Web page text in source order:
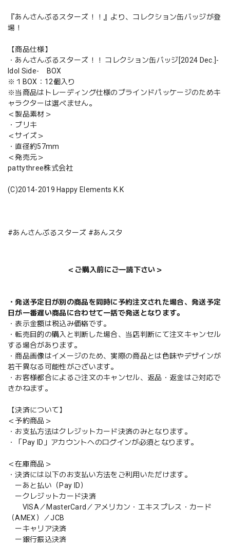
『あんさんぶるスターズ！！』より、コレクション缶バッジが登
場！
【商品仕様】
・あんさんぶるスターズ！！ コレクション缶バッジ[2024 Dec.]-
Idol Side- BOX
※１BOX：12個入り
※当商品はトレーディング仕様のブラインドパッケージのためキ
ャラクターは選べません。
＜製品素材＞
・ブリキ
＜サイズ＞
・直径約57mm
＜発売元＞
pattythree株式会社
(C)2014-2019 Happy Elements K.K
#あんさんぶるスターズ #あんスタ
＜ご購入前にご一読下さい＞
・発送予定日が別の商品を同時に予約注文された場合、発送予定
日が一番遅い商品に合わせて一括で発送となります。
・表示金額は税込み価格です。
・転売目的の購入と判断した場合、当店判断にて注文キャンセル
する場合があります。
・商品画像はイメージのため、実際の商品とは色味やデザインが
若干異なる可能性がございます。
・お客様都合によるご注文のキャンセル、返品・返金はご対応で
きかねます。
【決済について】
＜予約商品＞
・お支払方法はクレジットカード決済のみとなります。
・「Pay ID」アカウントへのログインが必須となります。
＜在庫商品＞
・決済には以下のお支払い方法をご利用いただけます。
ーあと払い（Pay ID）
ークレジットカード決済
VISA／MasterCard／アメリカン・エキスプレス・カード
（AMEX）／JCB
ーキャリア決済
ー銀行振込決済